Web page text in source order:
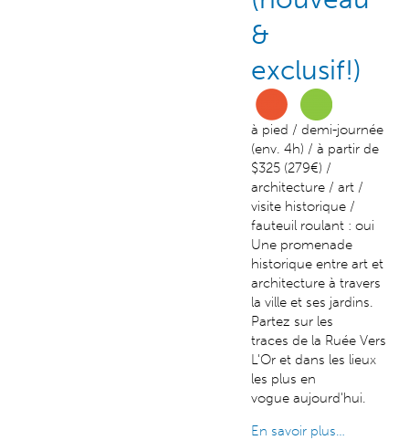
&
exclusif!)
à pied / demi-journée
(env. 4h) / à partir de
$325 (279€) /
architecture / art /
visite historique /
fauteuil roulant : oui
Une promenade
historique entre art et
architecture à travers
la ville et ses jardins.
Partez sur les
traces de la Ruée Vers
L'Or et dans les lieux
les plus en
vogue aujourd'hui.
En savoir plus…